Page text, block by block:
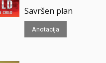
Savršen plan
Anotacija